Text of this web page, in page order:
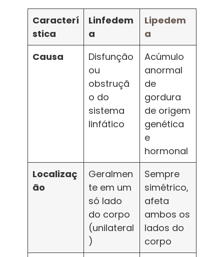
Caracterí
stica
Linfedem
a
Lipedem
a
Causa
Disfunção
ou
obstruçã
o do
sistema
linfático
Acúmulo
anormal
de
gordura
de origem
genética
e
hormonal
Localizaç
ão
Geralmen
te em um
só lado
do corpo
(unilateral
)
Sempre
simétrico,
afeta
ambos os
lados do
corpo